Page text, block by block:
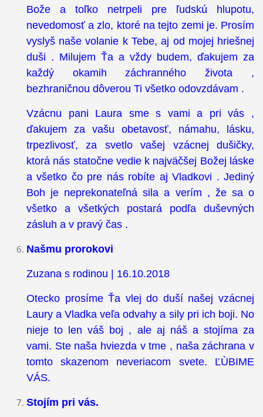
Bože a toľko netrpeli pre ľudskú hlupotu,
nevedomosť a zlo, ktoré na tejto zemi je. Prosím
vyslyš naše volanie k Tebe, aj od mojej hriešnej
duši . Milujem Ťa a vždy budem, ďakujem za
každý okamih záchranného života ,
bezhraničnou dôverou Ti všetko odovzdávam .
Vzácnu pani Laura sme s vami a pri vás ,
ďakujem za vašu obetavosť, námahu, lásku,
trpezlivosť, za svetlo vašej vzácnej dušičky,
ktorá nás statočne vedie k najväčšej Božej láske
a všetko čo pre nás robíte aj Vladkovi . Jediný
Boh je neprekonateľná sila a verím , že sa o
všetko a všetkých postará podľa duševných
zásluh a v pravý čas .
Našmu prorokovi
Zuzana s rodinou | 16.10.2018
Otecko prosíme Ťa vlej do duší našej vzácnej
Laury a Vladka veľa odvahy a sily pri ich boji. No
nieje to len váš boj , ale aj náš a stojíma za
vami. Ste naša hviezda v tme , naša záchrana v
tomto skazenom neveriacom svete. ĽÙBIME
VÁS.
Stojím pri vás.